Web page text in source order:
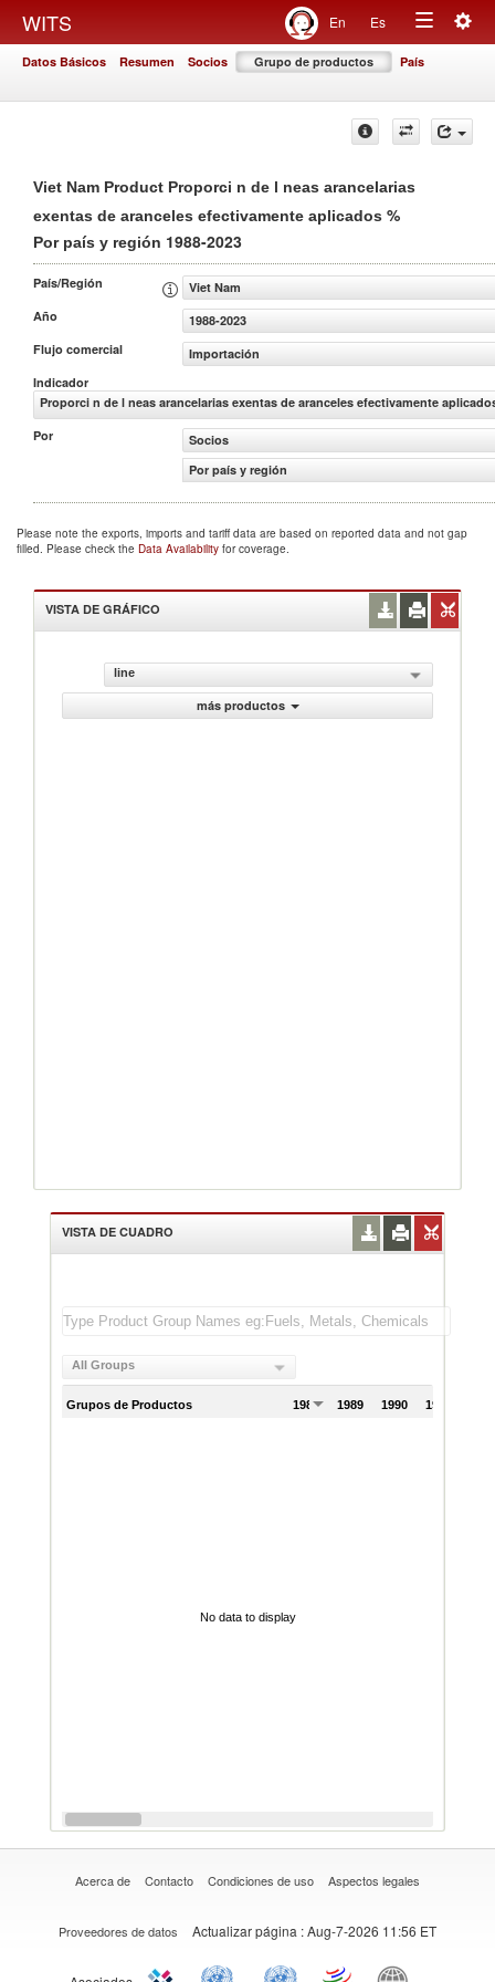
WITS En Es
Toggle
Datos Básicos Resumen Socios Grupo de productos País
Viet Nam Product Proporci n de l neas arancelarias
exentas de aranceles efectivamente aplicados %
Por país y región 1988-2023
País/Región
Viet Nam
Año
1988-2023
Flujo comercial
Importación
Indicador
Proporci n de l neas arancelarias exentas de aranceles efectivamente
Por
Socios
Por país y región
Please note the exports, imports and tariff data are based on reported data and not gap
filled. Please check the Data Availability for coverage.
VISTA DE GRÁFICO
line
más productos
VISTA DE CUADRO
All Groups
Grupos de Productos 1988 1989 1990 1991
No data to display
Acerca de Contacto Condiciones de uso Aspectos legales
Proveedores de datos Actualizar página : Aug-7-2026 11:56 ET